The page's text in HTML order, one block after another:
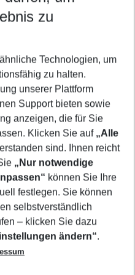
Nächte zu
Technologien, um
zu halten.
unserer Plattform
Support bieten sowie
anzeigen, die für Sie
Klicken Sie auf „Alle
sind. Ihnen reicht
„Nur notwendige
können Sie Ihre
festlegen. Sie können
selbstverständlich
– klicken Sie dazu
ändern“.